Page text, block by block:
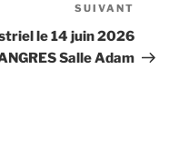
suivant
SUIVANT
le 14 juin 2026
Salle Adam